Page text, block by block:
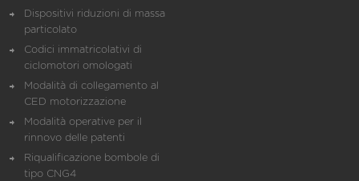
Dispositivi riduzioni di massa
particolato
Codici immatricolativi di
ciclomotori omologati
Modalità di collegamento al
CED motorizzazione
Modalità operative per il
rinnovo delle patenti
Riqualificazione bombole di
tipo CNG4